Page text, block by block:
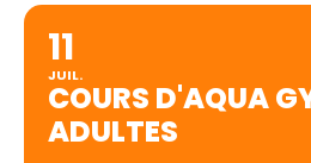
11
JUIL.
COURS D'AQUA
ADULTES